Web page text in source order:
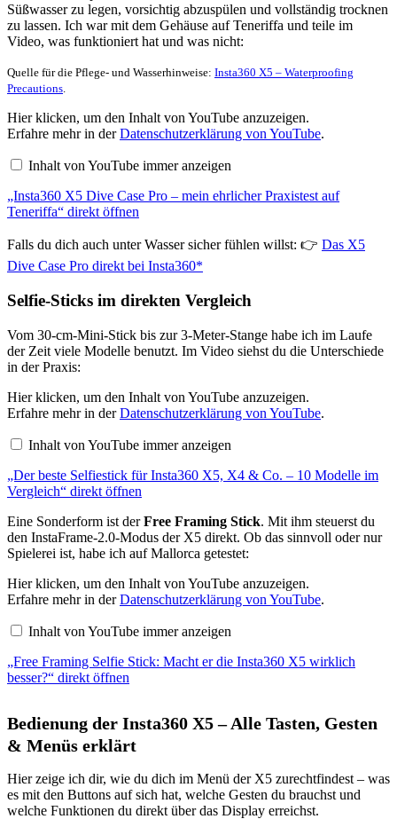
Süßwasser zu legen, vorsichtig abzuspülen und vollständig trocknen
zu lassen. Ich war mit dem Gehäuse auf Teneriffa und teile im
Video, was funktioniert hat und was nicht:
Quelle für die Pflege- und Wasserhinweise: Insta360 X5 – Waterproofing
Precautions.
„Insta360
X5
Dive
Case
Pro
mein
ehrlicher
Praxistest
Teneriffa“
von
YouTube
Hier klicken, um den Inhalt von YouTube anzuzeigen.
Erfahre mehr in derDatenschutzerklärung von YouTube.
Inhalt von YouTube immer anzeigen
„Insta360 X5 Dive Case Pro – mein ehrlicher Praxistest auf
Teneriffa“ direkt öffnen
Falls du dich auch unter Wasser sicher fühlen willst: 👉 Das X5
Dive Case Pro direkt bei Insta360*
Selfie-Sticks im direkten Vergleich
Vom 30-cm-Mini-Stick bis zur 3-Meter-Stange habe ich im Laufe
der Zeit viele Modelle benutzt. Im Video siehst du die Unterschiede
in der Praxis:
„Der
beste
Selfiestick
Insta360
X4
&
Co.
–
10
Modelle
im
von
YouTube
anzeigen
Hier klicken, um den Inhalt von YouTube anzuzeigen.
Erfahre mehr in derDatenschutzerklärung von YouTube.
Inhalt von YouTube immer anzeigen
„Der beste Selfiestick für Insta360 X5, X4 & Co. – 10 Modelle im
Vergleich“ direkt öffnen
Eine Sonderform ist derFree Framing Stick. Mit ihm steuerst du
den InstaFrame-2.0-Modus der X5 direkt. Ob das sinnvoll oder nur
Spielerei ist, habe ich auf Mallorca getestet:
„Free
Framing
Selfie
Macht
die
Insta360
X5
besser?“
von
YouTube
anzeigen
Hier klicken, um den Inhalt von YouTube anzuzeigen.
Erfahre mehr in derDatenschutzerklärung von YouTube.
Inhalt von YouTube immer anzeigen
„Free Framing Selfie Stick: Macht er die Insta360 X5 wirklich
besser?“ direkt öffnen
Bedienung der Insta360 X5 – Alle Tasten, Gesten
& Menüs erklärt
Hier zeige ich dir, wie du dich im Menü der X5 zurechtfindest – was
es mit den Buttons auf sich hat, welche Gesten du brauchst und
welche Funktionen du direkt über das Display erreichst.